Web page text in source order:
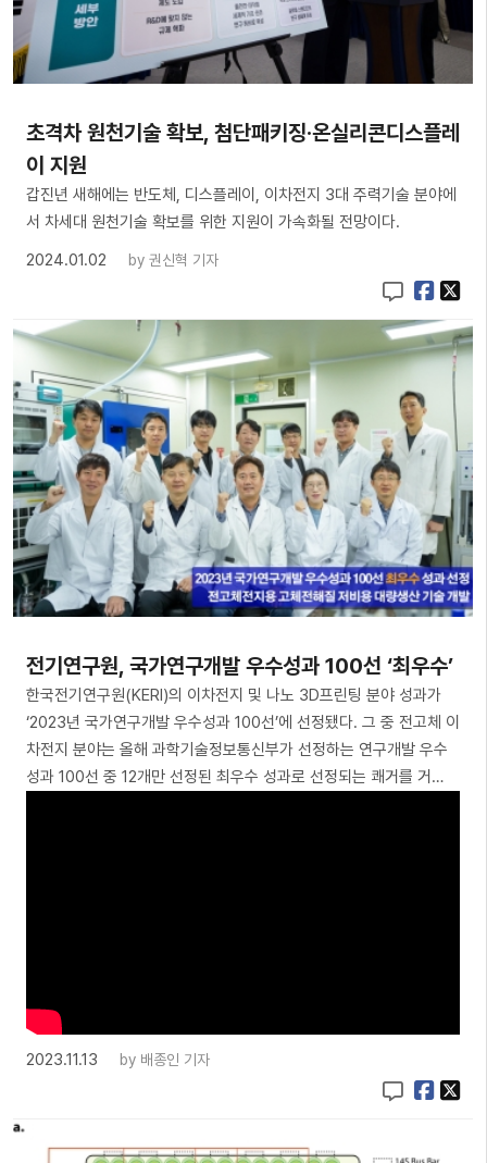
초격차 원천기술 확보, 첨단패키징·온실리콘디스플레
이 지원
갑진년 새해에는 반도체, 디스플레이, 이차전지 3대 주력기술 분야에
서 차세대 원천기술 확보를 위한 지원이 가속화될 전망이다.
2024.01.02
by 권신혁 기자
전기연구원, 국가연구개발 우수성과 100선 ‘최우수’
한국전기연구원(KERI)의 이차전지 및 나노 3D프린팅 분야 성과가
‘2023년 국가연구개발 우수성과 100선’에 선정됐다. 그 중 전고체 이
차전지 분야는 올해 과학기술정보통신부가 선정하는 연구개발 우수
성과 100선 중 12개만 선정된 최우수 성과로 선정되는 쾌거를 거…
2023.11.13 by 배종인 기자